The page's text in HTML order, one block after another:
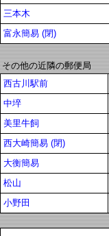
三本木
富永簡易 (閉)
その他の近隣の郵便局
西古川駅前
中埣
美里牛飼
西大崎簡易 (閉)
大衡簡易
松山
小野田